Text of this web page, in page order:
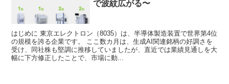
で波紋広がる〜
はじめに 東京エレクトロン（8035）は、半導体製造装置で世界第4位
の規模を誇る企業です。 ここ数カ月は、生成AI関連銘柄の好調さを
受け、同社株も堅調に推移していましたが、直近では業績見通しを大
幅に下方修正したことで、市場に動...